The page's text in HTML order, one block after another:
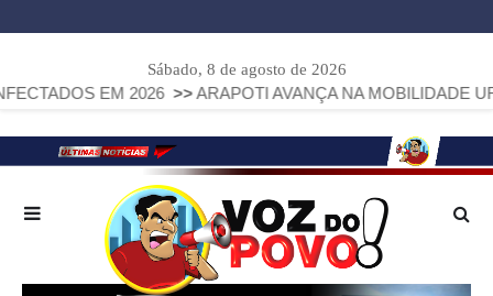
Sábado, 8 de agosto de 2026
2026 >>ARAPOTI AVANÇA NA MOBILIDADE URBANA